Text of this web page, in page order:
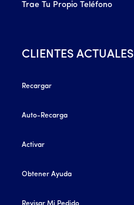
Trae Tu Propio Teléfono
CLIENTES ACTUALES
Recargar
Auto-Recarga
Activar
Obtener Ayuda